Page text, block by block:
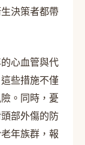
決策者都帶
心血管與代
些措施不僅
。同時，憂
部外傷的防
年族群，報